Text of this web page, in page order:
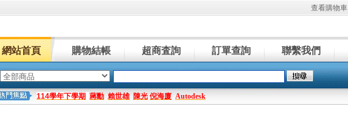
查看購物車
網站首頁 購物結帳 超商査詢 訂單查詢 聯繫我們
114學年下學期 蔣勳 賴世雄 陳光 倪海廈 Autodesk